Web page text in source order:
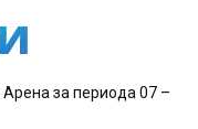
за периода 07 –